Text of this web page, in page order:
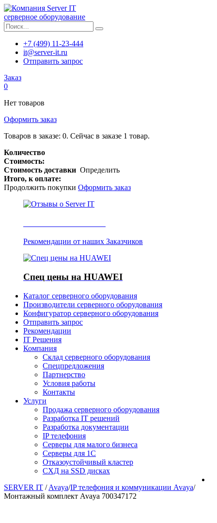
серверное оборудование
+7 (499) 11-23-444
it@server-it.ru
Отправить запрос
Заказ
0
Нет товаров
Оформить заказ
Товаров в заказе: 0. Сейчас в заказе 1 товар.
Количество
Стоимость:
Стоимость доставки Определить
Итого, к оплате:
Продолжить покупки Оформить заказ
Рекомендации от наших Заказчиков
Спец цены на HUAWEI
Каталог серверного оборудования
Производители серверного оборудования
Конфигуратор серверного оборудования
Отправить запрос
Рекомендации
IT Решения
Компания
Склад серверного оборудования
Спецпредложения
Партнерство
Условия работы
Контакты
Услуги
Продажа серверного оборудования
Разработка IT решений
Разработка документации
IP телефония
Серверы для малого бизнеса
Серверы для 1С
Отказоустойчивый кластер
СХД на SSD дисках
SERVER IT / Avaya/IP телефония и коммуникации Avaya/
Монтажный комплект Avaya 700347172